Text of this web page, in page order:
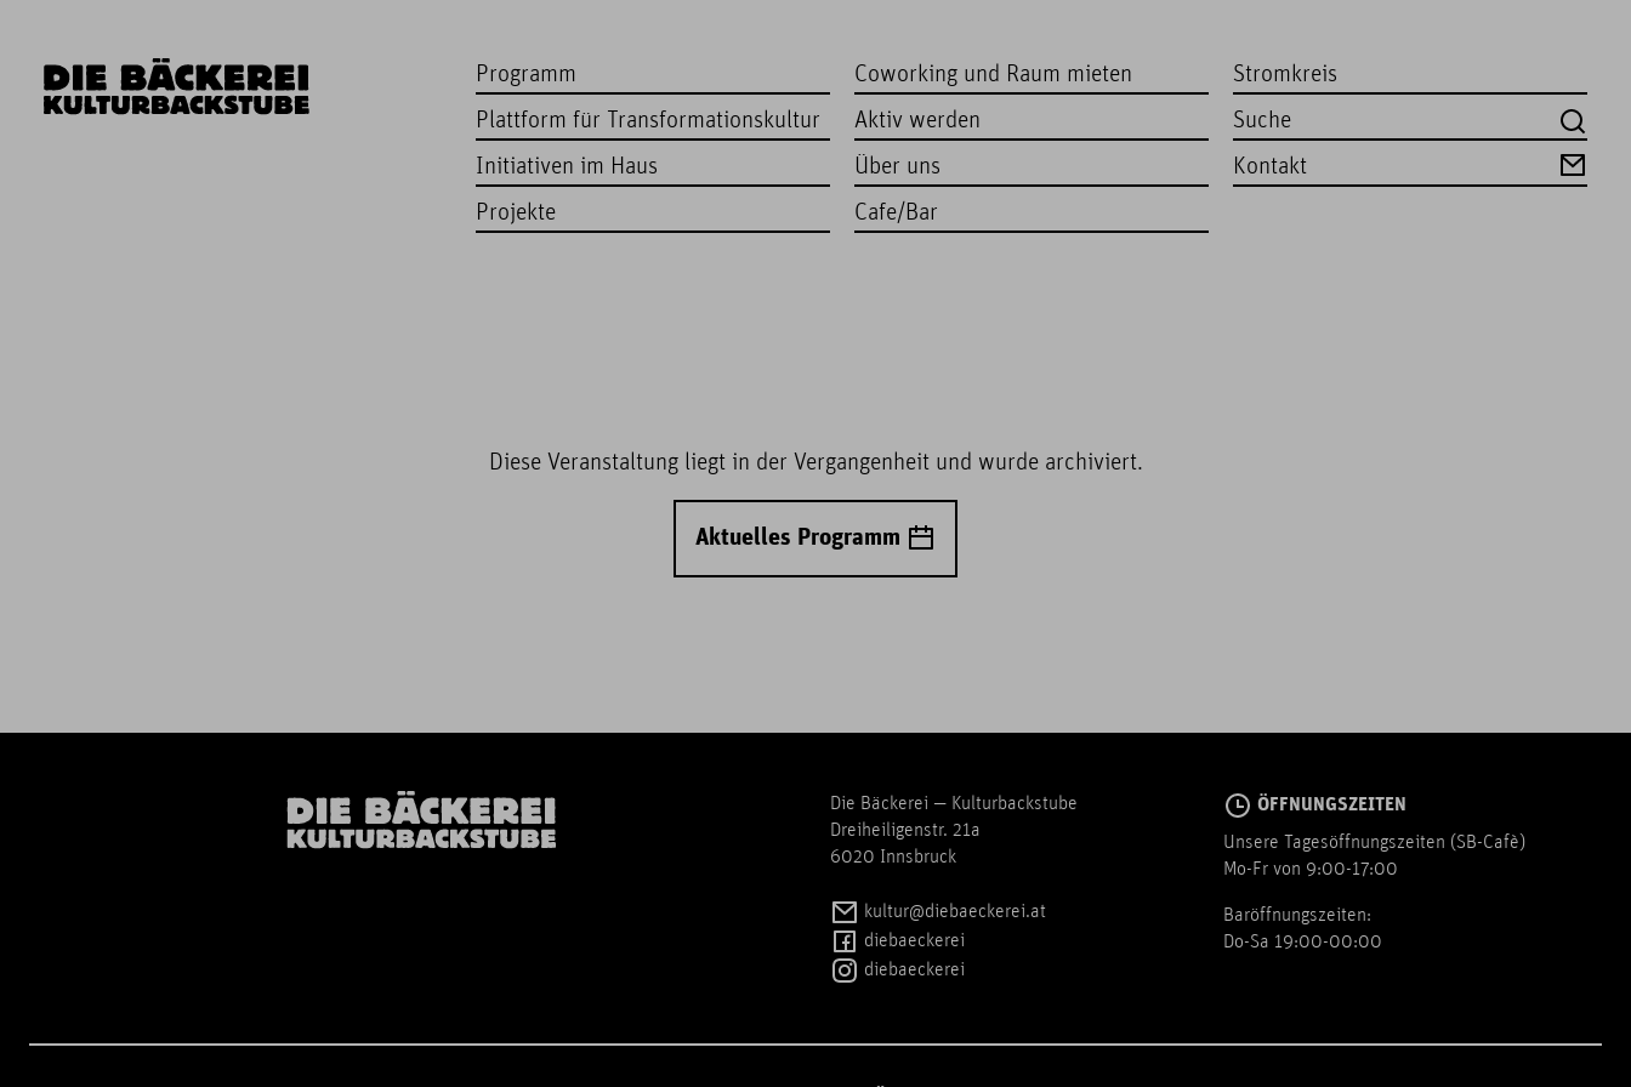
Programm
Plattform für Transformationskultur
Initiativen im Haus
Projekte
Coworking und Raum mieten
Aktiv werden
Über uns
Cafe/Bar
Stromkreis
Kontakt
Diese Veranstaltung liegt in der Vergangenheit und wurde archiviert.
Aktuelles Programm
Die Bäckerei — Kulturbackstube
Dreiheiligenstr. 21a
6020 Innsbruck
kultur@diebaeckerei.at
diebaeckerei
diebaeckerei
ÖFFNUNGSZEITEN
Unsere Tagesöffnungszeiten (SB-Cafè)
Mo-Fr von 9:00-17:00
Baröffnungszeiten:
Do-Sa 19:00-00:00